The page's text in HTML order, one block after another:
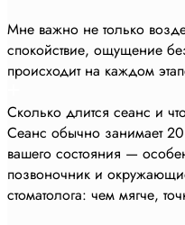
Мне важно не только
спокойствие, ощущение
происходит на каждом
Сколько длится сеанс и
Сеанс обычно занимает
вашего состояния —
позвоночник и
стоматолога: чем мягче,